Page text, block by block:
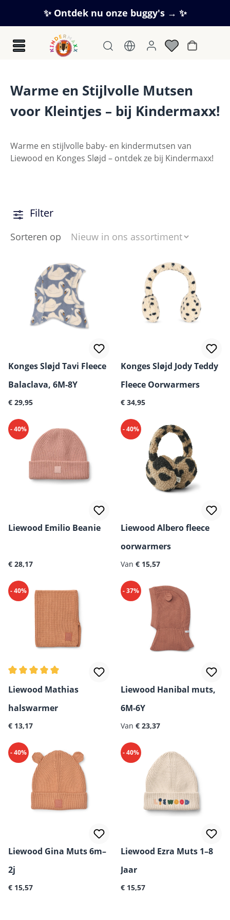
Ga naar de hoofdinhoud
✨ Ontdek nu onze buggy's → ✨
Warme en Stijlvolle Mutsen
voor Kleintjes – bij Kindermaxx!
Warme en stijlvolle baby- en kindermutsen van
Liewood en Konges Sløjd – ontdek ze bij Kindermaxx!
Filter
Sorteren op
Konges Sløjd Tavi Fleece
Balaclava, 6M-8Y
Normale prijs:
€ 29,95
Konges Sløjd Jody Teddy
Fleece Oorwarmers
Normale prijs:
€ 34,95
- 40%
Liewood Emilio Beanie
Normale prijs:
€ 28,17
- 40%
Liewood Albero fleece
oorwarmers
Normale prijs:
Van € 15,57
- 40%
Gemiddelde waardering van 5 van 5 sterren
Liewood Mathias
halswarmer
Normale prijs:
€ 13,17
- 37%
Liewood Hanibal muts,
6M-6Y
Normale prijs:
Van € 23,37
- 40%
Liewood Gina Muts 6m–
2j
Normale prijs:
€ 15,57
- 40%
Liewood Ezra Muts 1–8
Jaar
Normale prijs:
€ 15,57